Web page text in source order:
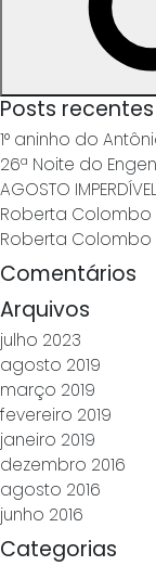
Posts recentes
1° aninho do
26ª Noite do
AGOSTO
Roberta Colombo
Roberta Colombo
Comentários
Arquivos
julho 2023
agosto 2019
março 2019
fevereiro 2019
janeiro 2019
dezembro 2016
agosto 2016
junho 2016
Categorias